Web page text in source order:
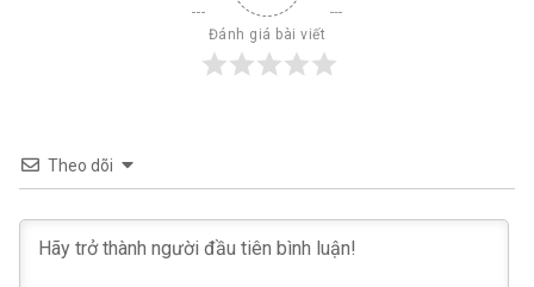
Đánh giá bài viết
Theo dõi